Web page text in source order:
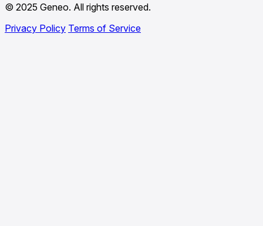
© 2025 Geneo. All rights reserved.
Privacy Policy Terms of Service